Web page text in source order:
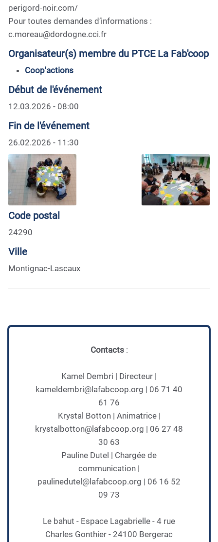
perigord-noir.com/
Pour toutes demandes d’informations :
c.moreau@dordogne.cci.fr
Organisateur(s) membre du PTCE La Fab'coop
Coop'actions
Début de l'événement
12.03.2026 - 08:00
Fin de l'événement
26.02.2026 - 11:30
Code postal
24290
Ville
Montignac-Lascaux
Contacts:
Kamel Dembri | Directeur |
kameldembri@lafabcoop.org | 06 71 40
61 76
Krystal Botton | Animatrice |
krystalbotton@lafabcoop.org | 06 27 48
30 63
Pauline Dutel | Chargée de
communication |
paulinedutel@lafabcoop.org | 06 16 52
09 73
Le bahut - Espace Lagabrielle - 4 rue
Charles Gonthier - 24100 Bergerac